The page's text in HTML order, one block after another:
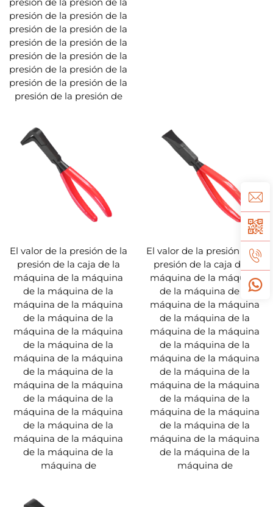
presión de la presión de la
presión de la presión de la
presión de la presión de la
presión de la presión de la
presión de la presión de la
presión de la presión de la
presión de la presión de
El valor de la presión de la
presión de la caja de la
máquina de la máquina
de la máquina de la
máquina de la máquina
de la máquina de la
máquina de la máquina
de la máquina de la
máquina de la máquina
de la máquina de la
máquina de la máquina
de la máquina de la
máquina de la máquina
de la máquina de la
máquina de la máquina
de la máquina de la
máquina de
El valor de la presión de la
presión de la caja de la
máquina de la máquina
de la máquina de la
máquina de la máquina
de la máquina de la
máquina de la máquina
de la máquina de la
máquina de la máquina
de la máquina de la
máquina de la máquina
de la máquina de la
máquina de la máquina
de la máquina de la
máquina de la máquina
de la máquina de la
máquina de